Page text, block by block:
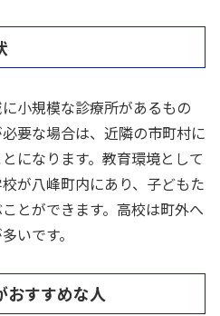
小規模な診療所があるもの
要な場合は、近隣の市町村に
になります。教育環境として
が八峰町内にあり、子どもた
とができます。高校は町外へ
いです。
おすすめな人